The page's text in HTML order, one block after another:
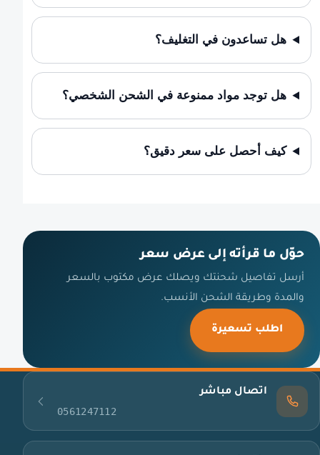
هل تساعدون في التغليف؟
هل توجد مواد ممنوعة في الشحن الشخصي؟
كيف أحصل على سعر دقيق؟
حوّل ما قرأته إلى عرض سعر
أرسل تفاصيل شحنتك ويصلك عرض مكتوب بالسعر
والمدة وطريقة الشحن الأنسب.
اطلب تسعيرة
اتصال مباشر
0561247112